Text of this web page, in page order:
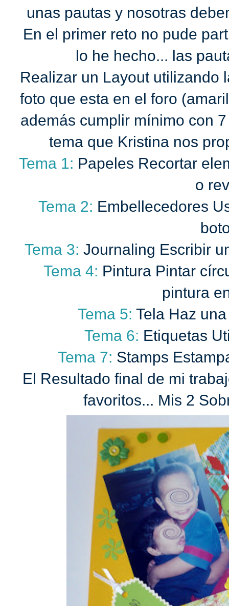
unas pautas y nosotras
En el primer reto no pude
lo he hecho... las
Realizar un Layout utilizando
foto que esta en el foro
además cumplir mínimo con
tema que Kristina nos
Tema 1: Papeles Recortar
o
Tema 2: Embellecedores
Tema 3: Journaling Escribir
Tema 4: Pintura Pintar
pintura
Tema 5: Tela Haz
Tema 6: Etiquetas
Tema 7: Stamps
El Resultado final de mi
favoritos... Mis 2